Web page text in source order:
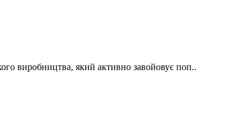
виробництва, який активно завойовує поп..